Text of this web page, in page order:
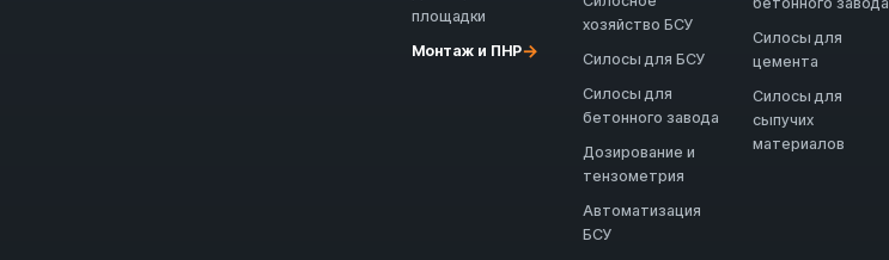
площадки
Монтаж и ПНР→
хозяйство БСУ
Силосы для БСУ
Силосы для
бетонного завода
Дозирование и
тензометрия
Автоматизация
БСУ
Силосы для
цемента
Силосы для
сыпучих
материалов